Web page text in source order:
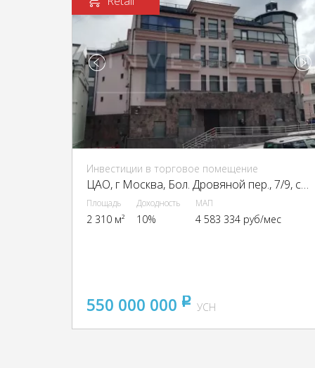
Инвестиции в торговое помещение
ЦАО, г Москва, Бол. Дровяной пер., 7/9, стр. 1
Площадь
2 310 м²
Доходность
10%
МАП
4 583 334 руб/мес
550 000 000 pуб
УСН